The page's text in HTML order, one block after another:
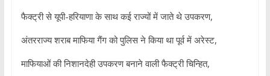
फैक्ट्री से यूपी-हरियाणा के साथ कई राज्यों में जाते थे उपकरण,
अंतरराज्य शराब माफिया गैंग को पुलिस ने किया था पूर्व में अरेस्ट,
माफियाओं की निशानदेही उपकरण बनाने वाली फैक्ट्री चिन्हित,